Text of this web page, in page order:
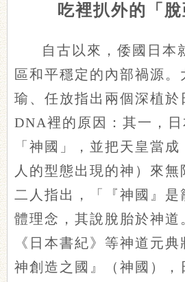
吃裡扒外的「脫
自古以來，倭國日本
區和平穩定的內部禍源。
瑜、任放指出兩個深植於
DNA裡的原因：其一，
「神國」，並把天皇當
人的型態出現的神）來
二人指出，「『神國』是
體理念，其說脫胎於神道
《日本書紀》等神道元
神創造之國』（神國），